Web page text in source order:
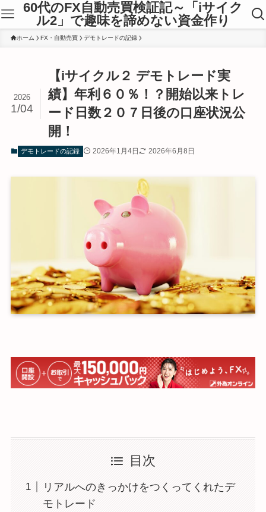
60代のFX自動売買検証記～「iサイク
ル2」で趣味を諦めない資金作り
ホーム FX・自動売買 デモトレードの記録
【iサイクル２ デモトレード実
績】年利６０％！？開始以来トレ
ード日数２０７日後の口座状況公
開！
2026
1/04
デモトレードの記録 2026年1月4日 2026年6月8日
目次
リアルへのきっかけをつくってくれたデ
モトレード